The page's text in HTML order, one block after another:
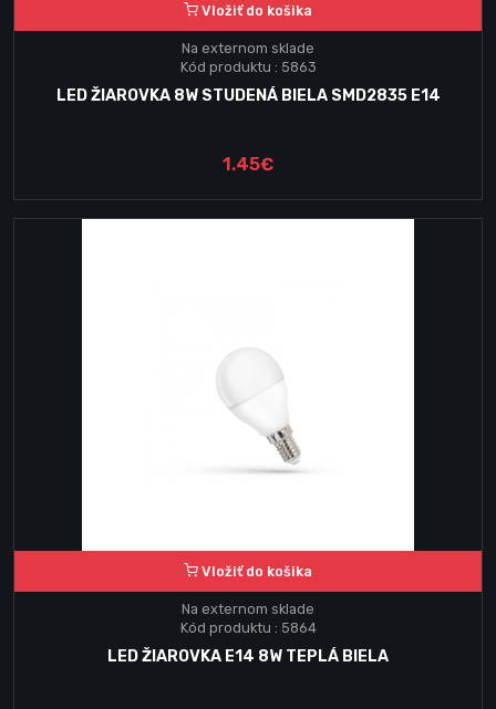
Vložiť do košika
Na externom sklade
Kód produktu : 5863
LED ŽIAROVKA 8W STUDENÁ BIELA SMD2835 E14
1.45€
Vložiť do košika
Na externom sklade
Kód produktu : 5864
LED ŽIAROVKA E14 8W TEPLÁ BIELA